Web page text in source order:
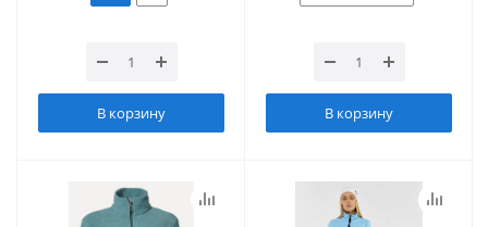
В корзину В корзину